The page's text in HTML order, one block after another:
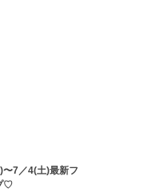
〜7／4(土)最新フ
♡